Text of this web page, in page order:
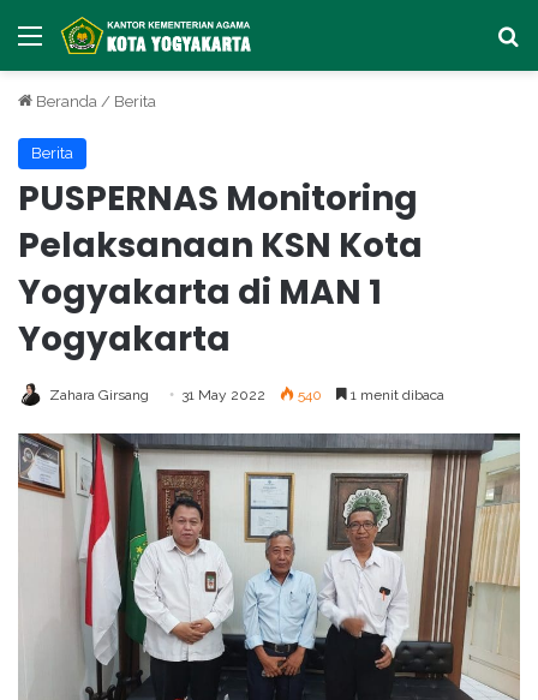
Menu
Beranda / Berita
Berita
PUSPERNAS Monitoring
Pelaksanaan KSN Kota
Yogyakarta di MAN 1
Yogyakarta
Zahara Girsang 31 May 2022 540 1 menit dibaca